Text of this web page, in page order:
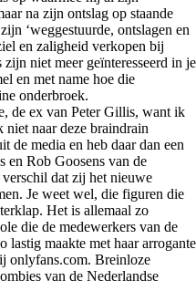
na zijn ontslag op staande
‘weggestuurde, ontslagen en
en zaligheid verkopen bij
zijn niet meer geïnteresseerd in je
en met name hoe die
onderbroek.
de ex van Peter Gillis, want ik
naar deze braindrain
de media en heb daar dan een
en Rob Goosens van de
dat zij het nieuwe
Je weet wel, die figuren die
Het is allemaal zo
die de medewerkers van de
lastig maakte met haar arrogante
onlyfans.com. Breinloze
van de Nederlandse